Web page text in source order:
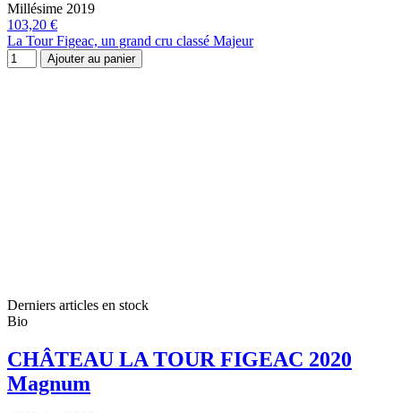
Millésime 2019
103,20 €
La Tour Figeac, un grand cru classé Majeur
Ajouter au panier
Derniers articles en stock
Bio
CHÂTEAU LA TOUR FIGEAC 2020
Magnum